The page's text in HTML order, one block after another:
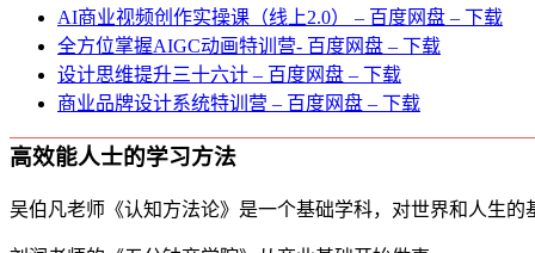
AI商业视频创作实操课（线上2.0） – 百度网盘 – 下载
全方位掌握AIGC动画特训营- 百度网盘 – 下载
设计思维提升三十六计 – 百度网盘 – 下载
商业品牌设计系统特训营 – 百度网盘 – 下载
高效能人士的学习方法
吴伯凡老师《认知方法论》是一个基础学科，对世界和人生的